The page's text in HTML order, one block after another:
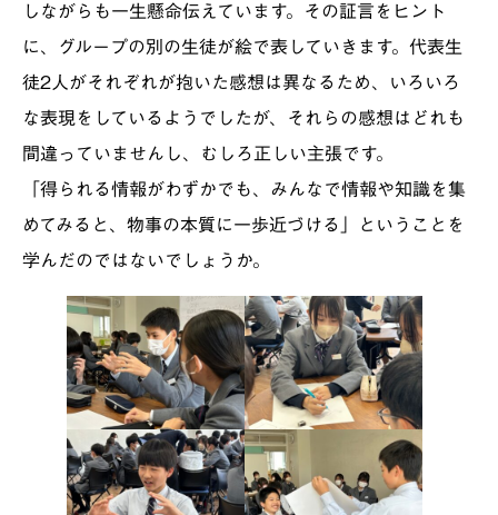
しながらも一生懸命伝えています。その証言をヒント
に、グループの別の生徒が絵で表していきます。代表生
徒2人がそれぞれが抱いた感想は異なるため、いろいろ
な表現をしているようでしたが、それらの感想はどれも
間違っていませんし、むしろ正しい主張です。
「得られる情報がわずかでも、みんなで情報や知識を集
めてみると、物事の本質に一歩近づける」ということを
学んだのではないでしょうか。